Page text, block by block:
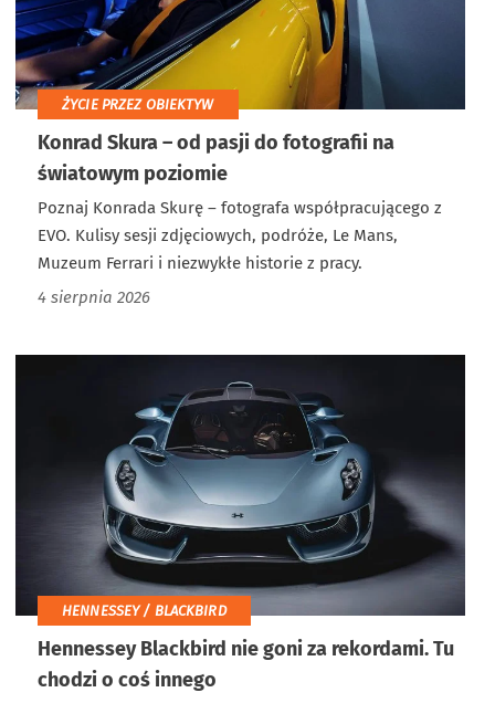
ŻYCIE PRZEZ OBIEKTYW
Konrad Skura – od pasji do fotografii na
światowym poziomie
Poznaj Konrada Skurę – fotografa współpracującego z
EVO. Kulisy sesji zdjęciowych, podróże, Le Mans,
Muzeum Ferrari i niezwykłe historie z pracy.
4 sierpnia 2026
HENNESSEY / BLACKBIRD
Hennessey Blackbird nie goni za rekordami. Tu
chodzi o coś innego